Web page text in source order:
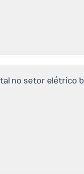
no setor elétrico